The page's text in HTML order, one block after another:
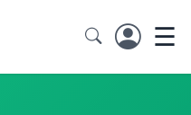
☰